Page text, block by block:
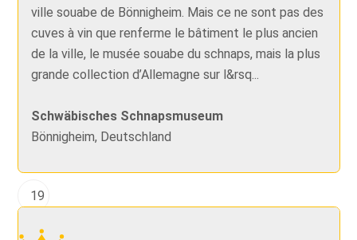
ville souabe de Bönnigheim. Mais ce ne sont pas des
cuves à vin que renferme le bâtiment le plus ancien
de la ville, le musée souabe du schnaps, mais la plus
grande collection d’Allemagne sur l&rsq...
Schwäbisches Schnapsmuseum
Bönnigheim, Deutschland
19